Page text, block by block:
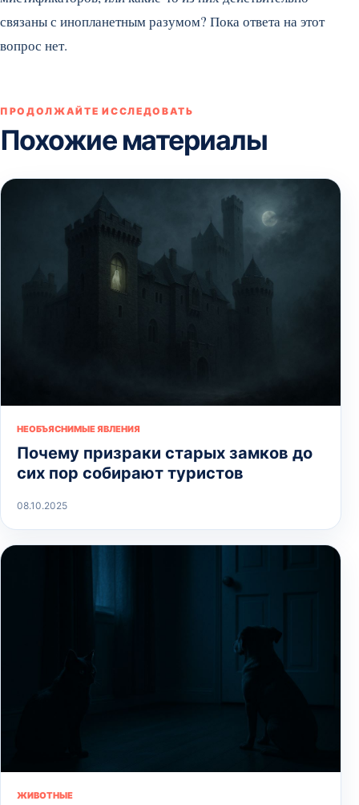
связаны с инопланетным разумом? Пока ответа на этот
вопрос нет.
ПРОДОЛЖАЙТЕ ИССЛЕДОВАТЬ
Похожие материалы
НЕОБЪЯСНИМЫЕ ЯВЛЕНИЯ
Почему призраки старых замков до
сих пор собирают туристов
08.10.2025
ЖИВОТНЫЕ